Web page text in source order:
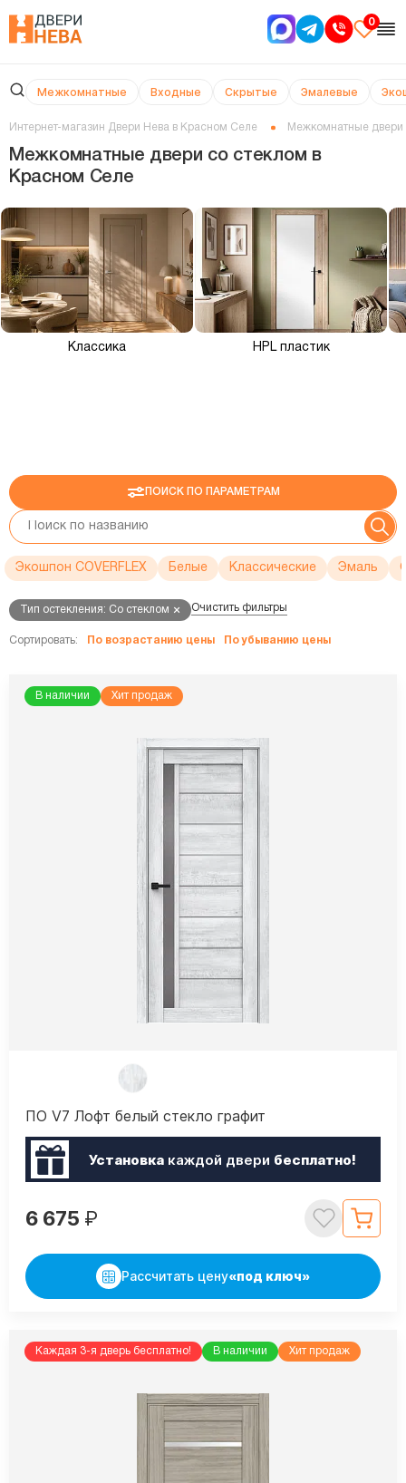
0
Межкомнатные Входные Скрытые Эмалевые
Интернет-магазин Двери Нева в Красном Селе Межкомнатные двери
Межкомнатные двери со стеклом в
Красном Селе
Классика HPL пластик
ПОИСК ПО ПАРАМЕТРАМ
Экошпон COVERFLEX Белые Классические Эмаль
Тип остекления: Со стеклом Очистить фильтры
Сортировать: По возрастанию цены По убыванию цены
В наличии Хит продаж
ПО V7 Лофт белый стекло графит
Установкакаждой двери бесплатно!
6 675 ₽
Рассчитать цену«под ключ»
Каждая 3-я дверь бесплатно! В наличии Хит продаж